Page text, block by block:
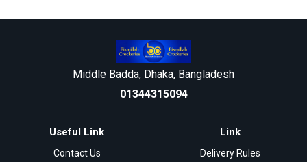
Middle Badda, Dhaka, Bangladesh
01344315094
Useful Link
Contact Us
Link
Delivery Rules